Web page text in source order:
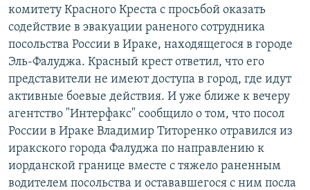
комитету Красного Креста с просьбой оказать
содействие в эвакуации раненого сотрудника
посольства России в Ираке, находящегося в городе
Эль-Фалуджа. Красный крест ответил, что его
представители не имеют доступа в город, где идут
активные боевые действия. И уже ближе к вечеру
агентство "Интерфакс" сообщило о том, что посол
России в Ираке Владимир Титоренко отравился из
иракского города Фалуджа по направлению к
иорданской границе вместе с тяжело раненным
водителем посольства и остававшегося с ним посла